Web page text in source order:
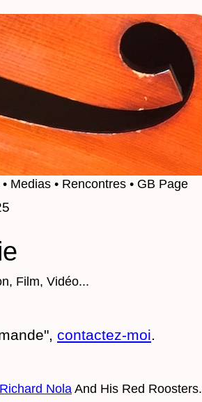
• Medias • Rencontres • GB Page
Film, Vidéo...
contactez-moi.
Richard Nola And His Red Roosters.